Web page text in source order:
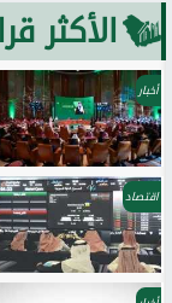
الأكثر
أخبار
اقتصاد